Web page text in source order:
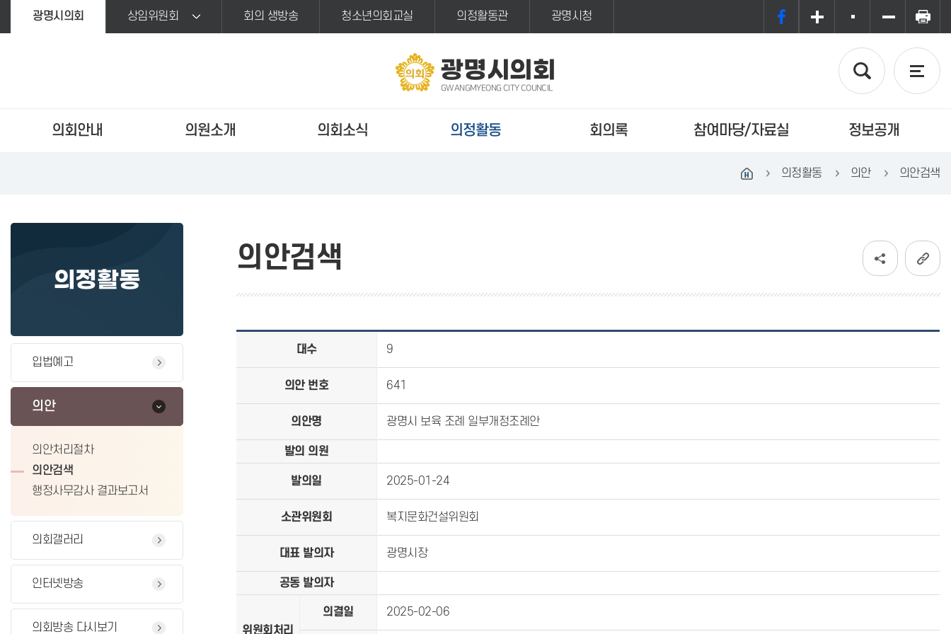
광명시의회 상임위원회 회의 생방송 청소년의회교실 의정활동관 광명시청
광명시의회
GWANGMYEONG CITY COUNCIL
의회안내 의원소개 의회소식 의정활동 회의록 참여마당/자료실 정보공개
의정활동 의안 의안검색
의정활동
입법예고
의안
의안처리절차
의안검색
행정사무감사 결과보고서
의회갤러리
인터넷방송
의회방송 다시보기
의안검색
대수 9
의안 번호 641
의안명 광명시 보육 조례 일부개정조례안
발의 의원
발의일 2025-01-24
소관위원회 복지문화건설위원회
대표 발의자 광명시장
공동 발의자
위원회처리
의결일 2025-02-06